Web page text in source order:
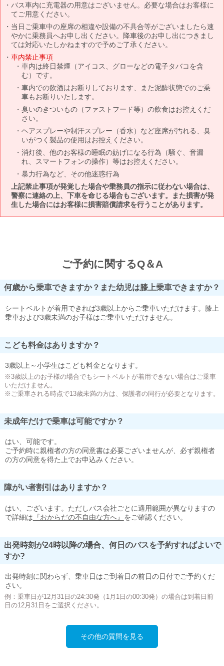
バス車内に充電器の用意はございません。必要な場合はお客様に
てご用意ください。
当日ご乗車中の座席の相違や設備の不具合等がございましたら速
やかに乗務員へお申し出ください。降車後のお申し出につきまし
ては対応いたしかねますので予めご了承ください。
車内禁止事項
車内は終日禁煙（アイコス、グローなどの電子タバコを含
む）です。
車内での飲酒はお断りしております、また泥酔状態でのご乗
車もお断りいたします。
臭いのきついもの（ファストフード等）の飲食はお控えくだ
さい。
ヘアスプレーや制汗スプレー（香水）など座席が汚れる、臭
いがつく製品の使用はお控えください。
消灯後、他のお客様の睡眠の妨げになる行為（騒ぐ、音漏
れ、スマートフォンの操作）等はお控えください。
暴力行為など、その他迷惑行為
上記禁止事項が発覚した場合や乗務員の指示に従わない場合は、
警察に連絡の上、下車を命じる場合もございます。また損害が発
生した場合にはお客様に損害賠償請求を行うことがあります。
ご予約に関するQ＆A
何歳から乗車できますか？また幼児は膝上乗車できますか？
シートベルトが着用できれば3歳以上からご乗車いただけます。膝上
乗車および3歳未満のお子様はご乗車いただけません。
こども料金はありますか？
3歳以上～小学生はこども料金となります。
※3歳以上のお子様の場合でもシートベルトが着用できない場合はご乗車
いただけません。
※ご乗車される時点で13歳未満の方は、保護者の同行が必要となります。
未成年だけで乗車は可能ですか？
はい、可能です。
ご予約時に親権者の方の同意書は必要ございませんが、必ず親権者
の方の同意を得た上でお申込みください。
障がい者割引はありますか？
はい、ございます。ただしバス会社ごとに適用範囲が異なりますの
で詳細は 『おからだの不自由な方へ』 をご確認ください。
出発時刻が24時以降の場合、何日のバスを予約すればよいで
すか?
出発時刻に関わらず、乗車日はご到着日の前日の日付でご予約くだ
さい。
例：乗車日が12月31日の24:30発（1月1日の00:30発）の場合は到着日前
日の12月31日をご選択ください。
その他の質問を見る